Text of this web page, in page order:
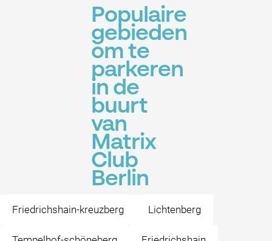
Populaire
gebieden
om te
parkeren
in de
buurt
van
Matrix
Club
Berlin
Friedrichshain-kreuzberg Lichtenberg